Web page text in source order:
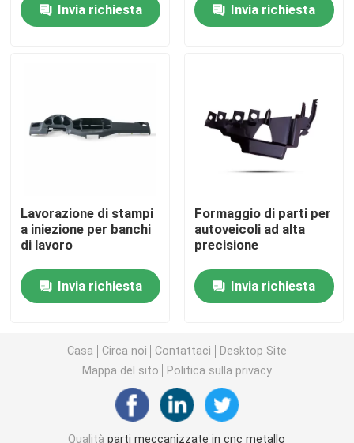
Chiedi un preventivo
parti meccaniche di CNC
Parti girate precisione
Parti di stampi di precisione
Parti di plastica della muffa
Pezzi stampati ad iniezione
Invia richiesta
Invia richiesta
Lavorazione di stampi
a iniezione per banchi
di lavoro
Invia richiesta
Formaggio di parti per
autoveicoli ad alta
precisione
Invia richiesta
Casa Circa noi Contattaci
Desktop Site
Mappa del sito
Politica sulla privacy
Qualitàparti meccanizzate in cnc metallo